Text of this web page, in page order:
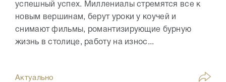
успешный успех. Миллениалы стремятся все к
новым вершинам, берут уроки у коучей и
снимают фильмы, романтизирующие бурную
жизнь в столице, работу на износ...
Актуально